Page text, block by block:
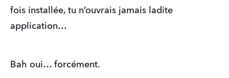
fois installée, tu n’ouvrais jamais ladite
application…
Bah oui… forcément.